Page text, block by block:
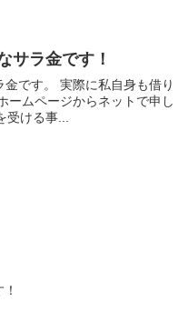
サラ金です！
です。 実際に私自身も借り
ームページからネットで申し
受ける事...